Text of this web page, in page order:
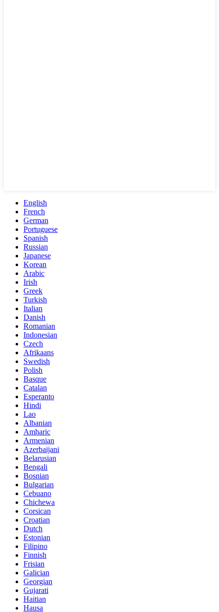
English
French
German
Portuguese
Spanish
Russian
Japanese
Korean
Arabic
Irish
Greek
Turkish
Italian
Danish
Romanian
Indonesian
Czech
Afrikaans
Swedish
Polish
Basque
Catalan
Esperanto
Hindi
Lao
Albanian
Amharic
Armenian
Azerbaijani
Belarusian
Bengali
Bosnian
Bulgarian
Cebuano
Chichewa
Corsican
Croatian
Dutch
Estonian
Filipino
Finnish
Frisian
Galician
Georgian
Gujarati
Haitian
Hausa